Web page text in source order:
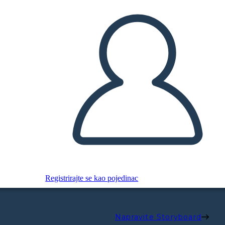
Registrirajte se kao pojedinac
Napravite Storyboard